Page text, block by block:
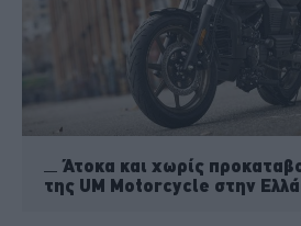
Άτοκα και χωρίς
της UM Motorcycle στην